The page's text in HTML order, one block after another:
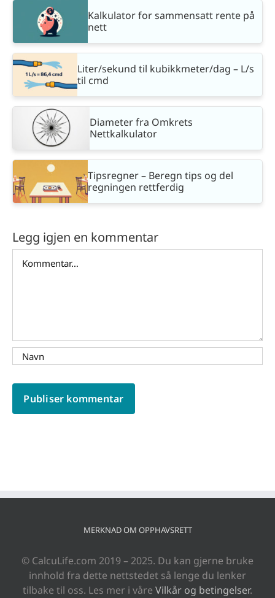
Kalkulator for sammensatt rente på
nett
Liter/sekund til kubikkmeter/dag – L/s
til cmd
Diameter fra Omkrets
Nettkalkulator
Tipsregner – Beregn tips og del
regningen rettferdig
Legg igjen en kommentar
MERKNAD OM OPPHAVSRETT
© CalcuLife.com 2019 – 2025. Du kan gjerne bruke
innhold fra dette nettstedet så lenge du lenker
tilbake til oss. Les mer i våre Vilkår og betingelser.